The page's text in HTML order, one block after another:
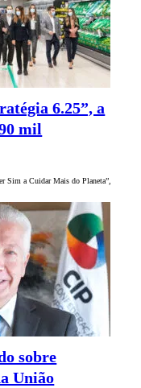
6.25”, a
mil
Sim a Cuidar Mais do Planeta”,
sobre
União